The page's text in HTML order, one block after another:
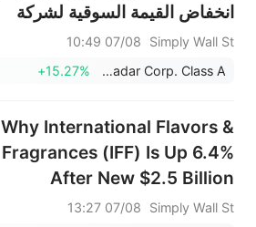
انخفاض القيمة السوقية لشركة
نومادار إلى 50 مليون دولار أمريكي
Simply Wall St
07/08 10:49
Nomadar Corp. Class A
+15.27%
Why International Flavors &
Fragrances (IFF) Is Up 6.4%
After New $2.5 Billion
Buyback And Guidance
Simply Wall St
07/08 13:27